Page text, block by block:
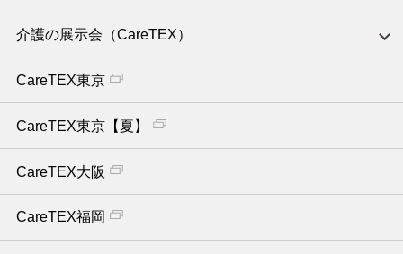
介護の展示会（CareTEX）
CareTEX東京
CareTEX東京【夏】
CareTEX大阪
CareTEX福岡